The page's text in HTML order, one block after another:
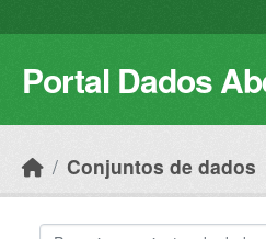
Portal Dados
Conjuntos de dados